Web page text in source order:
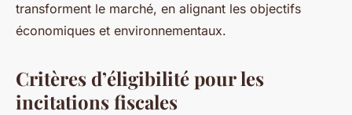
transforment le marché, en alignant les objectifs
économiques et environnementaux.
Critères d’éligibilité pour les
incitations fiscales